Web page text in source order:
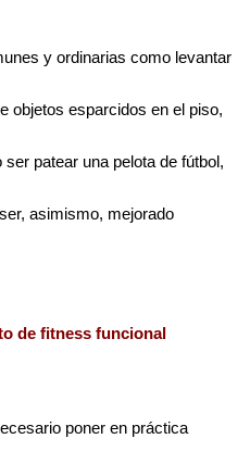
y ordinarias como levantar
objetos esparcidos en el piso,
patear una pelota de fútbol,
asimismo, mejorado
de fitness funcional
poner en práctica